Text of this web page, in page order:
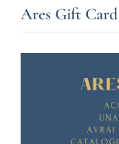
Ares Gift Card